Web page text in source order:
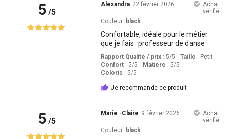
5/5
Alexandra 22 février 2026
Achat
vérifié
Couleur: black
Confortable, idéale pour le métier
que je fais : professeur de danse
Rapport Qualité / prix: 5/5 Taille : Petit
Confort: 5/5 Matière : 5/5
Coloris : 5/5
Je recommande ce produit
5/5
Marie -Claire 9 février 2026
Achat
vérifié
Couleur: black